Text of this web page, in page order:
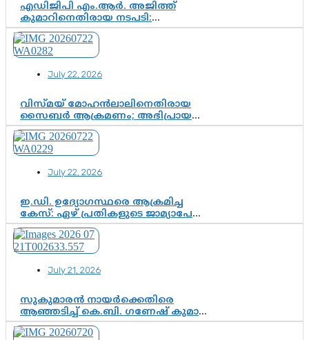
എഡിജിപി എം.ആർ. അജിത്ത്
കുമാറിനെതിരായ നടപടി:
സസ്പെൻഷനിൽ ഒതുങ്ങുമോ,
അതോ കൂടുതൽ കടുത്ത
നടപടികളിലേക്കോ?
July 22, 2026
വിസ്മയ് മോഹൻലാലിനെതിരായ
സൈബർ ആക്രമണം; അഭിപ്രായ
സ്വാതന്ത്ര്യത്തെ നിശ്ശബ്ദമാക്കുന്ന
ഡിജിറ്റൽ ഗുണ്ടായിസത്തിന് അറുതി
വേണം
July 22, 2026
ഇ.ഡി. ഉദ്യോഗസ്ഥരെ ആക്രമിച്ച
കേസ്: ഏഴ് പ്രതികളുടെ ജാമ്യാപേക്ഷ
വീണ്ടും തള്ളി; അന്വേഷണം തുടരാൻ
കോടതി അനുമതി
July 21, 2026
സുകുമാരൻ നായർക്കെതിരെ
ആഞ്ഞടിച്ച് കെ.ബി. ഗണേഷ് കുമാർ,
വി.ഡി. സതീശന് പൂർണ പിന്തുണ